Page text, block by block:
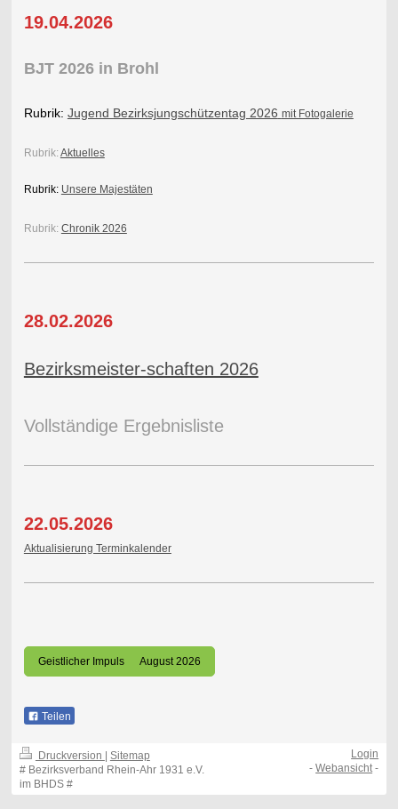
19.04.2026
BJT 2026 in Brohl
Rubrik: Jugend Bezirksjungschützentag 2026 mit Fotogalerie
Rubrik: Aktuelles
Rubrik: Unsere Majestäten
Rubrik: Chronik 2026
28.02.2026
Bezirksmeister-schaften 2026
Vollständige Ergebnisliste
22.05.2026
Aktualisierung Terminkalender
Geistlicher Impuls August 2026
Teilen
Druckversion
Sitemap
# Bezirksverband Rhein-Ahr 1931 e.V.
im BHDS #
Login
-Webansicht-